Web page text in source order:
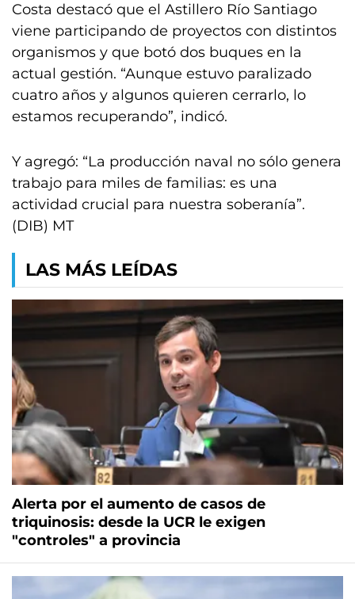
Costa destacó que el Astillero Río Santiago
viene participando de proyectos con distintos
organismos y que botó dos buques en la
actual gestión. “Aunque estuvo paralizado
cuatro años y algunos quieren cerrarlo, lo
estamos recuperando”, indicó.
Y agregó: “La producción naval no sólo genera
trabajo para miles de familias: es una
actividad crucial para nuestra soberanía”.
(DIB) MT
LAS MÁS LEÍDAS
Alerta por el aumento de casos de
triquinosis: desde la UCR le exigen
"controles" a provincia